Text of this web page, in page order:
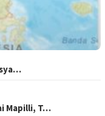
Mapilli, T…